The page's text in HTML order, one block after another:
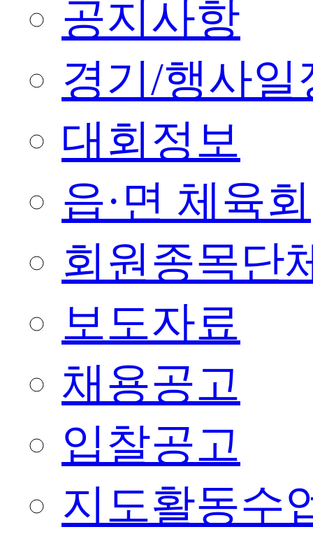
공지사항
경기/행사일
대회정보
읍·면 체육회
회원종목단
보도자료
채용공고
입찰공고
지도활동수